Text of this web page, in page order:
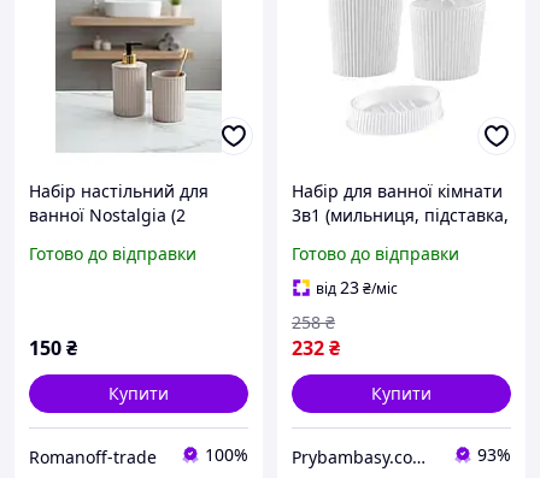
Набір настільний для
ванної Nostalgia (2
Готово до відправки
150₴
Купити
Romanoff-trade 100%
Набір для ванної кімнати
3в1 (мильниця, підставка,
OZER-CZ-014 ELIF
Готово до відправки
від23₴/міс
232₴
258 ₴
Купити
Prybambasy.com.ua - магазин товарів для дому 93%